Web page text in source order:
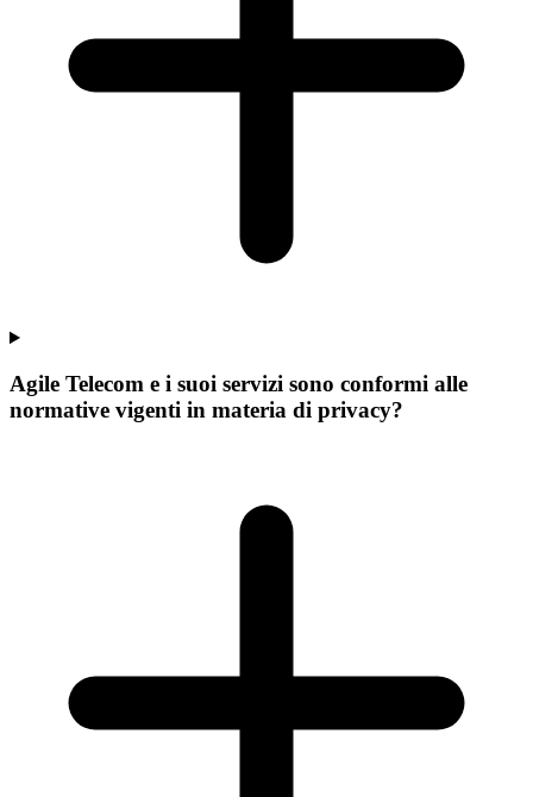
Agile Telecom e i suoi servizi sono conformi alle
normative vigenti in materia di privacy?